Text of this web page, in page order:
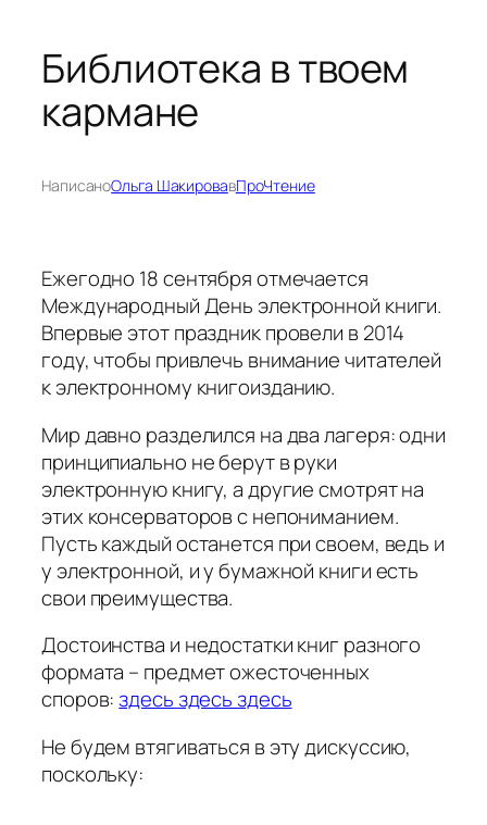
Библиотека в твоем
кармане
НаписаноОльга ШакировавПроЧтение
Ежегодно 18 сентября отмечается
Международный День электронной книги.
Впервые этот праздник провели в 2014
году, чтобы привлечь внимание читателей
к электронному книгоизданию.
Мир давно разделился на два лагеря: одни
принципиально не берут в руки
электронную книгу, а другие смотрят на
этих консерваторов с непониманием.
Пусть каждый останется при своем, ведь и
у электронной, и у бумажной книги есть
свои преимущества.
Достоинства и недостатки книг разного
формата – предмет ожесточенных
споров:здесьздесьздесь
Не будем втягиваться в эту дискуссию,
поскольку: